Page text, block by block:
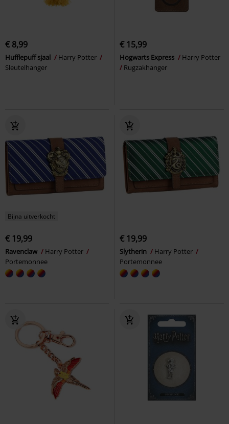
€ 8,99
Hufflepuff sjaal
Harry Potter
Sleutelhanger
€ 15,99
Hogwarts Express
Harry Potter
Rugzakhanger
Bijna uitverkocht
€ 19,99
Ravenclaw
Harry Potter
Portemonnee
€ 19,99
Slytherin
Harry Potter
Portemonnee